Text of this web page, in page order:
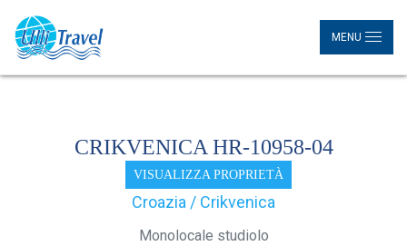
MENU
CRIKVENICA HR-10958-04
VISUALIZZA PROPRIETÀ
Croazia / Crikvenica
Monolocale studiolo